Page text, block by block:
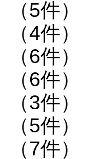
（5件）
（4件）
（6件）
（6件）
（3件）
（5件）
（7件）